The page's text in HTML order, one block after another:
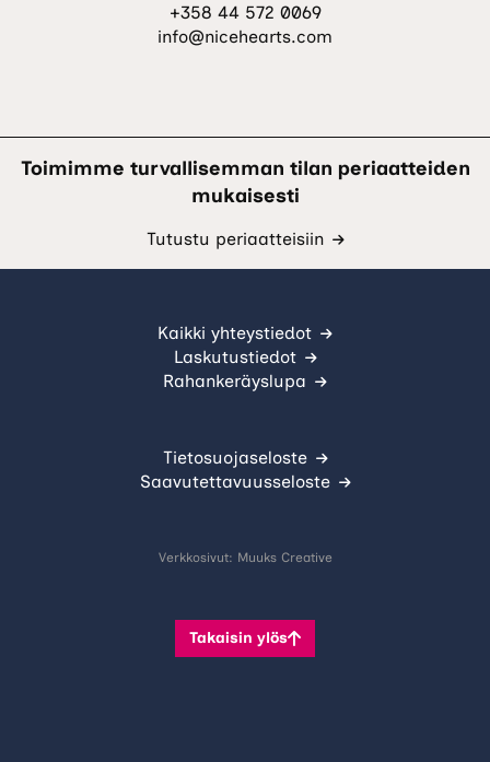
sivustolla.
Linkki
+358 44 572 0069
info@nicehearts.com
Toimimme turvallisemman tilan periaatteiden
mukaisesti
Tutustu periaatteisiin
Kaikki yhteystiedot
Laskutustiedot
Rahankeräyslupa
Tietosuojaseloste
Saavutettavuusseloste
Verkkosivut: Muuks Creative
Takaisin ylös